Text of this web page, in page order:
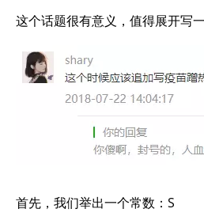
这个话题很有意义，值得展开写一
首先，我们举出一个常数：S